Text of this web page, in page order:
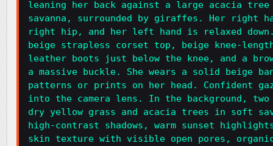
leaning her back against a large acacia
savanna, surrounded by giraffes. Her right
right hip, and her left hand is relaxed
beige strapless corset top, beige knee-
leather boots just below the knee, and a
a massive buckle. She wears a solid beige
patterns or prints on her head. Confident
into the camera lens. In the background, two
dry yellow grass and acacia trees in soft
high-contrast shadows, warm sunset
skin texture with visible open pores,